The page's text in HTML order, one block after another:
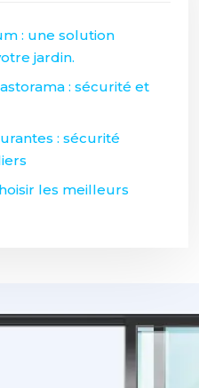
: une solution
jardin.
: sécurité et
: sécurité
les meilleurs